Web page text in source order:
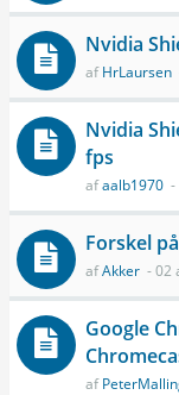
Nvidia
afHrLaursen
Nvidia
fps
afaalb1970 -
Forskel
afAkker - 02
Google
af